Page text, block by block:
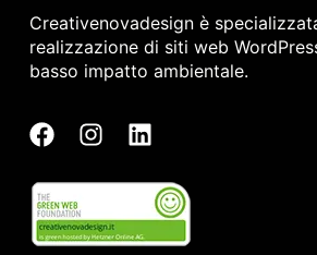
Creativenovadesign è
realizzazione di siti web
basso impatto ambientale.